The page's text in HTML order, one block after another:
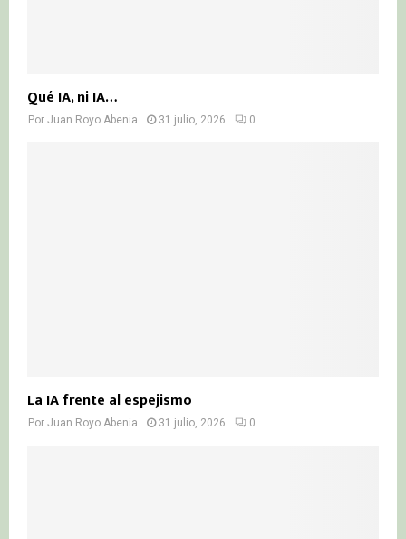
Qué IA, ni IA…
Por Juan Royo Abenia 31 julio, 2026 0
La IA frente al espejismo
Por Juan Royo Abenia 31 julio, 2026 0